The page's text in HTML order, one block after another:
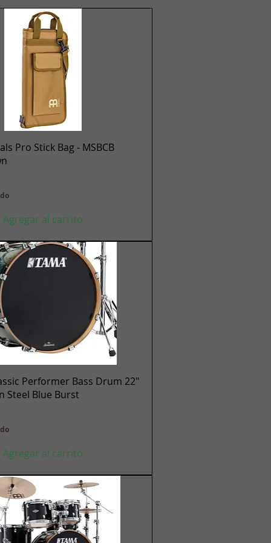
Vista rápida
Pro Stick Bag - MSBCB
Agregar al carrito
Vista rápida
Performer Bass Drum 22"
Steel Blue Burst
Agregar al carrito